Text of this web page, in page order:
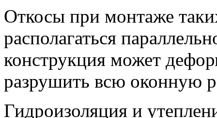
Откосы при монтаже
располагаться
конструкция может
разрушить всю оконную
Гидроизоляция и